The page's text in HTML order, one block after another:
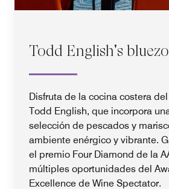
Todd English's
Disfruta de la cocina costera
Todd English, que incorpora
selección de pescados y
ambiente enérgico y vibrante.
el premio Four Diamond de la
múltiples oportunidades del
Excellence de Wine Spectator.